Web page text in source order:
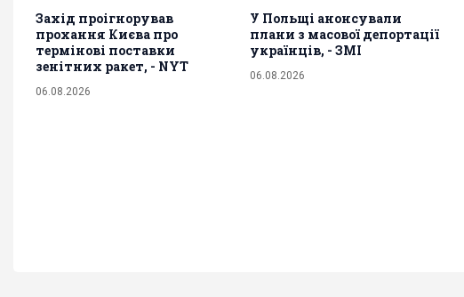
Захід проігнорував
прохання Києва про
термінові поставки
зенітних ракет, - NYT
06.08.2026
У Польщі анонсували
плани з масової депортації
українців, - ЗМІ
06.08.2026